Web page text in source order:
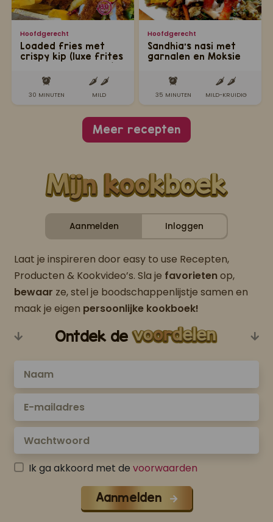
Hoofdgerecht
Loaded fries met
crispy kip (luxe frites
30 MINUTEN MILD
Hoofdgerecht
Sandhia's nasi met
garnalen en Moksie
35 MINUTEN MILD-KRUIDIG
Meer recepten
Aanmelden Inloggen
Laat je inspireren door easy to use Recepten,
Producten & Kookvideo’s. Sla je favorietenop,
bewaar ze, stel je boodschappenlijstje samen en
maak je eigen persoonlijke kookboek!
Ontdek de
Ik ga akkoord met de voorwaarden
Aanmelden